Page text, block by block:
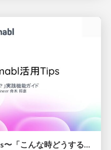
知って得するmabl活用Tips〜「こんな時どうする？」実践機能ガイド